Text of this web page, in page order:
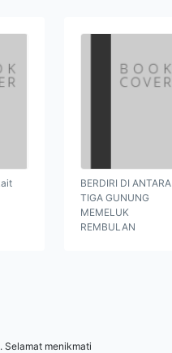
BERDIRI DI ANTARA
TIGA GUNUNG
MEMELUK
REMBULAN
menikmati